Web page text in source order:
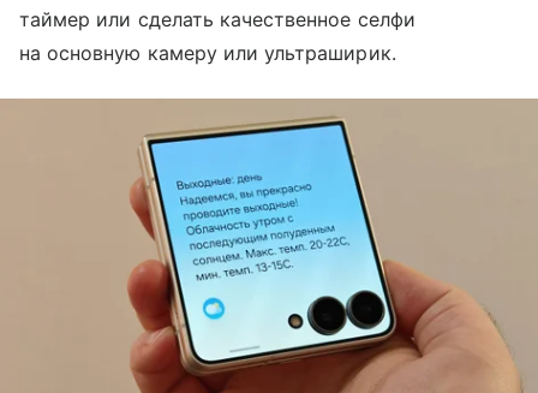
таймер или сделать качественное селфи
на основную камеру или ультраширик.